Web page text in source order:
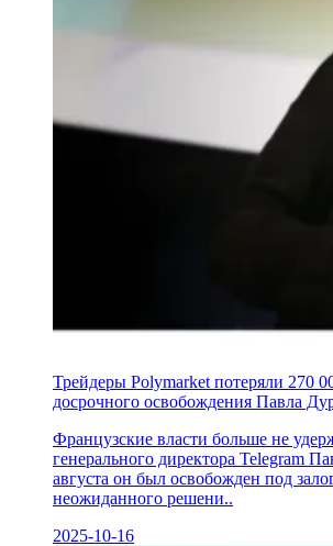
Трейдеры Polymarket потеряли 270
досрочного освобождения Павла
Французские власти больше не
генерального директора Telegram
августа он был освобожден под
неожиданного решени..
2025-10-16